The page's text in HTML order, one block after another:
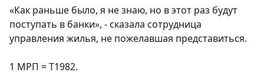
«Как раньше было, я не знаю, но в этот раз будут
поступать в банки», - сказала сотрудница
управления жилья, не пожелавшая представиться.
1 МРП = Т1982.